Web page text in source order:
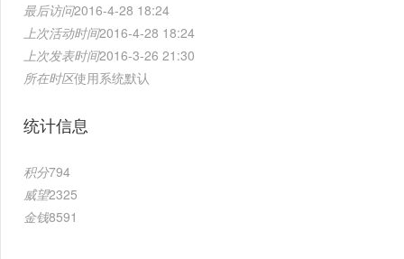
最后访问2016-4-28 18:24
上次活动时间2016-4-28 18:24
上次发表时间2016-3-26 21:30
所在时区使用系统默认
统计信息
积分794
威望2325
金钱8591